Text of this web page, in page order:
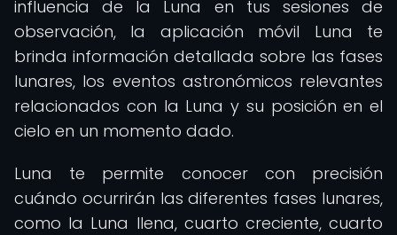
influencia de la Luna en tus sesiones de
observación, la aplicación móvil Luna te
brinda información detallada sobre las fases
lunares, los eventos astronómicos relevantes
relacionados con la Luna y su posición en el
cielo en un momento dado.
Luna te permite conocer con precisión
cuándo ocurrirán las diferentes fases lunares,
como la Luna llena, cuarto creciente, cuarto